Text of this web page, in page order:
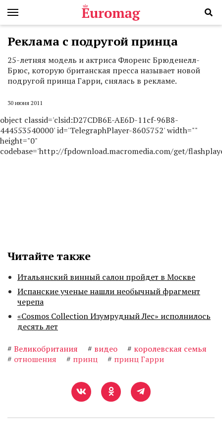
Реклама с подругой принца
25-летняя модель и актриса Флоренс Брюденелл-
Брюс, которую британская пресса называет новой
подругой принца Гарри, снялась в рекламе.
30 июня 2011
object classid='clsid:D27CDB6E-AE6D-11cf-96B8-
444553540000' id='TelegraphPlayer-8605752' width=""
height="0"
codebase='http://fpdownload.macromedia.com/get/
Читайте также
Итальянский винный салон пройдет в Москве
Испанские ученые нашли необычный фрагмент
черепа
«Cosmos Collection Изумрудный Лес» исполнилось
десять лет
# Великобритания # видео # королевская семья
# отношения # принц # принц Гарри